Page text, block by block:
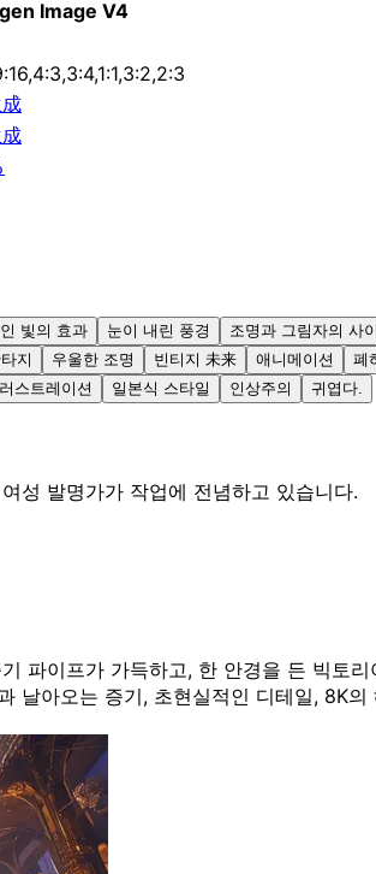
Image V4
빛의 효과 눈이 내린 풍경 조명과 그림자의 사
지 우울한 조명 빈티지 未来 애니메이션 폐
스트레이션 일본식 스타일 인상주의 귀엽다.
성 발명가가 작업에 전념하고 있습니다.
파이프가 가득하고, 한 안경을 든 빅토
날아오는 증기, 초현실적인 디테일, 8K